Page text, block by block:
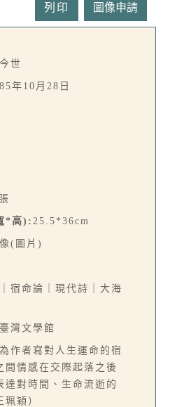
列印
世
年10月28日
*高): 25.5*36cm
(圖片)
宿命論｜現代詩｜大海
灣文學館
作者寫對人生運命的宿
間情感在交際起落之後
達對時間、生命流逝的
穎）